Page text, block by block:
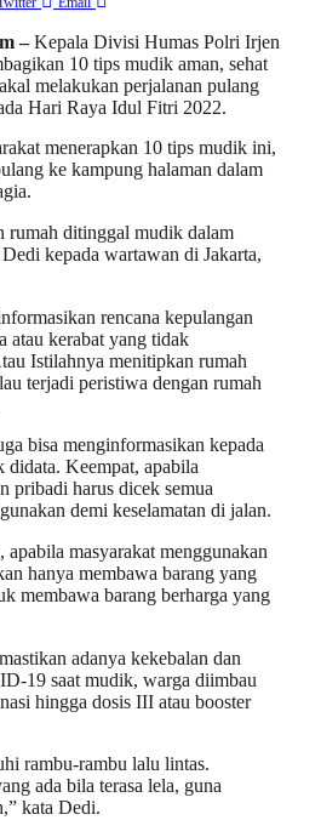
–Kepala Divisi Humas Polri Irjen
10 tips mudik aman, sehat
melakukan perjalanan pulang
Hari Raya Idul Fitri 2022.
menerapkan 10 tips mudik ini,
ke kampung halaman dalam
rumah ditinggal mudik dalam
kepada wartawan di Jakarta,
rencana kepulangan
atau kerabat yang tidak
Istilahnya menitipkan rumah
terjadi peristiwa dengan rumah
bisa menginformasikan kepada
Keempat, apabila
pribadi harus dicek semua
demi keselamatan di jalan.
masyarakat menggunakan
hanya membawa barang yang
membawa barang berharga yang
adanya kekebalan dan
19 saat mudik, warga diimbau
hingga dosis III atau booster
rambu-rambu lalu lintas.
ada bila terasa lela, guna
kata Dedi.